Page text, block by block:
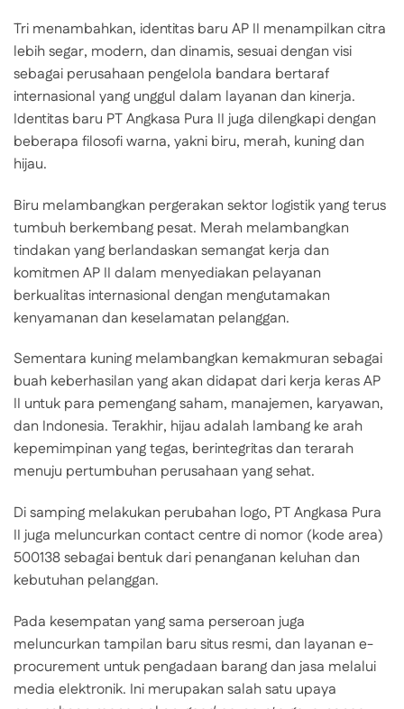
Tri menambahkan, identitas baru AP II menampilkan citra
lebih segar, modern, dan dinamis, sesuai dengan visi
sebagai perusahaan pengelola bandara bertaraf
internasional yang unggul dalam layanan dan kinerja.
Identitas baru PT Angkasa Pura II juga dilengkapi dengan
beberapa filosofi warna, yakni biru, merah, kuning dan
hijau.
Biru melambangkan pergerakan sektor logistik yang terus
tumbuh berkembang pesat. Merah melambangkan
tindakan yang berlandaskan semangat kerja dan
komitmen AP II dalam menyediakan pelayanan
berkualitas internasional dengan mengutamakan
kenyamanan dan keselamatan pelanggan.
Sementara kuning melambangkan kemakmuran sebagai
buah keberhasilan yang akan didapat dari kerja keras AP
II untuk para pemengang saham, manajemen, karyawan,
dan Indonesia. Terakhir, hijau adalah lambang ke arah
kepemimpinan yang tegas, berintegritas dan terarah
menuju pertumbuhan perusahaan yang sehat.
Di samping melakukan perubahan logo, PT Angkasa Pura
II juga meluncurkan contact centre di nomor (kode area)
500138 sebagai bentuk dari penanganan keluhan dan
kebutuhan pelanggan.
Pada kesempatan yang sama perseroan juga
meluncurkan tampilan baru situs resmi, dan layanan e-
procurement untuk pengadaan barang dan jasa melalui
media elektronik. Ini merupakan salah satu upaya